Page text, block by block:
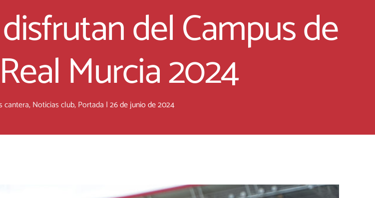
del Campus de
Murcia 2024
cantera,Noticias club,Portada |26 de junio de 2024